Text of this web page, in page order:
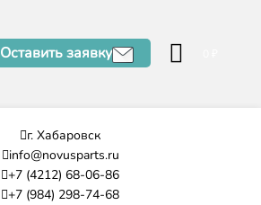
Оставить заявку
г. Хабаровск
info@novusparts.ru
+7 (4212) 68-06-86
+7 (984) 298-74-68